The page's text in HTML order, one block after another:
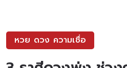
หวย ดวง ความเชื่อ